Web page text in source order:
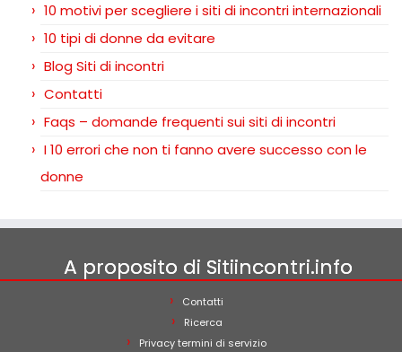
10 motivi per scegliere i siti di incontri internazionali
10 tipi di donne da evitare
Blog Siti di incontri
Contatti
Faqs – domande frequenti sui siti di incontri
I 10 errori che non ti fanno avere successo con le
donne
A proposito di Sitiincontri.info
Contatti
Ricerca
Privacy termini di servizio